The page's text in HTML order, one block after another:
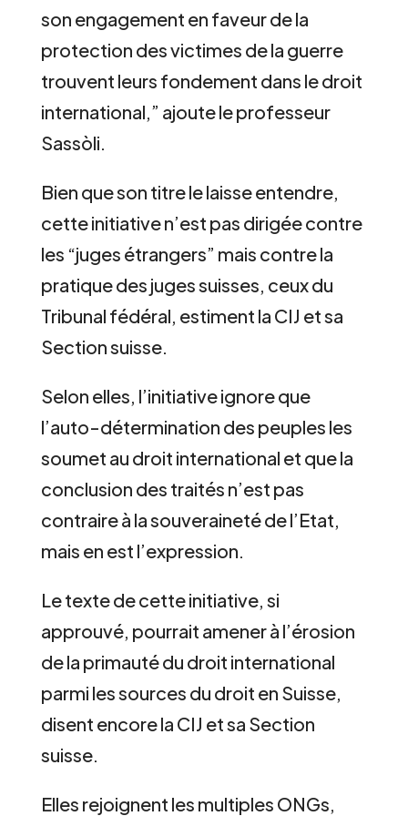
son engagement en faveur de la
protection des victimes de la guerre
trouvent leurs fondement dans le droit
international,” ajoute le professeur
Sassòli.
Bien que son titre le laisse entendre,
cette initiative n’est pas dirigée contre
les “juges étrangers” mais contre la
pratique des juges suisses, ceux du
Tribunal fédéral, estiment la CIJ et sa
Section suisse.
Selon elles, l’initiative ignore que
l’auto-détermination des peuples les
soumet au droit international et que la
conclusion des traités n’est pas
contraire à la souveraineté de l’Etat,
mais en est l’expression.
Le texte de cette initiative, si
approuvé, pourrait amener à l’érosion
de la primauté du droit international
parmi les sources du droit en Suisse,
disent encore la CIJ et sa Section
suisse.
Elles rejoignent les multiples ONGs,